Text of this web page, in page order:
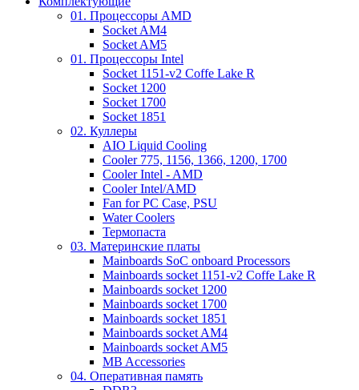
01. Процессоры AMD
Socket AM4
Socket AM5
01. Процессоры Intel
Socket 1151-v2 Coffe Lake R
Socket 1200
Socket 1700
Socket 1851
02. Куллеры
AIO Liquid Cooling
Cooler 775, 1156, 1366, 1200, 1700
Cooler Intel - AMD
Cooler Intel/AMD
Fan for PC Case, PSU
Water Coolers
Термопаста
03. Материнские платы
Mainboards SoC onboard Processors
Mainboards socket 1151-v2 Coffe Lake R
Mainboards socket 1200
Mainboards socket 1700
Mainboards socket 1851
Mainboards socket AM4
Mainboards socket AM5
MB Accessories
04. Оперативная память